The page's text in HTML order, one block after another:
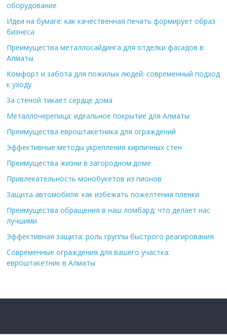
оборудование
Идеи на бумаге: как качественная печать формирует образ
бизнеса
Преимущества металлосайдинга для отделки фасадов в
Алматы
Комфорт и забота для пожилых людей: современный подход
к уходу
За стеной тикает сердце дома
Металлочерепица: идеальное покрытие для Алматы
Преимущества евроштакетника для ограждений
Эффективные методы укрепления кирпичных стен
Преимущества жизни в загородном доме
Привлекательность монобукетов из пионов
Защита автомобиля: как избежать пожелтения пленки
Преимущества обращения в наш ломбард: что делает нас
лучшими
Эффективная защита: роль группы быстрого реагирования
Современные ограждения для вашего участка:
евроштакетник в Алматы